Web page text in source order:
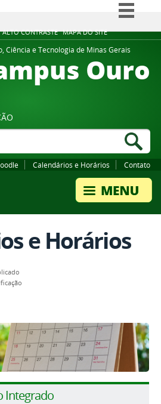
ALTO CONTRASTE MAPA DO SITE
Simplifique!
Comunica BR
Participe
Ciência e Tecnologia de Minas Gerais
Ouro
Calendários e Horários Contato
e Horários
Integrado